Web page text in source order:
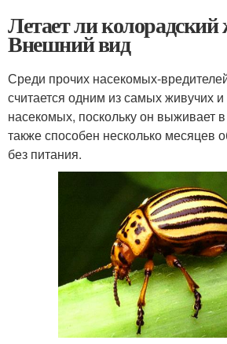
Летает ли
Внешний вид
Среди прочих насекомых-
считается одним из самых живучих
насекомых, поскольку он выживает
также способен несколько месяцев
без питания.